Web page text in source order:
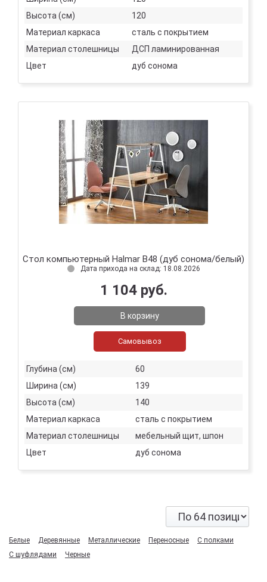
Высота (см)
120
Материал каркаса
сталь с покрытием
Материал столешницы
ДСП ламинированная
Цвет
дуб сонома
Стол компьютерный Halmar B48 (дуб сонома/белый)
Дата прихода на склад: 18.08.2026
1 104 руб.
В корзину
Самовывоз
Глубина (см)
60
Ширина (см)
139
Высота (см)
140
Материал каркаса
сталь с покрытием
Материал столешницы
мебельный щит, шпон
Цвет
дуб сонома
Белые Деревянные Металлические Переносные
С полками
С шуфлядами
Черные